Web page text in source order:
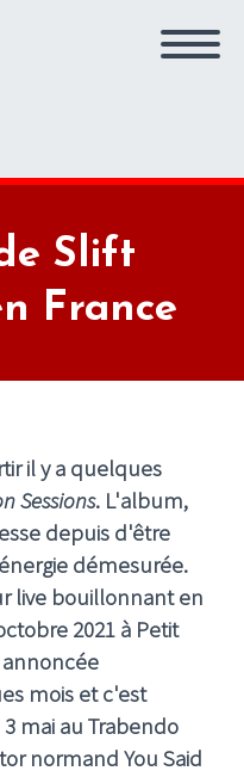
Slift
France
il y a quelques
Sessions. L'album,
depuis d'être
démesurée.
live bouillonnant en
2021 à Petit
annoncée
mois et c'est
mai au Trabendo
normand You Said